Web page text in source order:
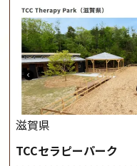
滋賀県
TCCセラピーパーク